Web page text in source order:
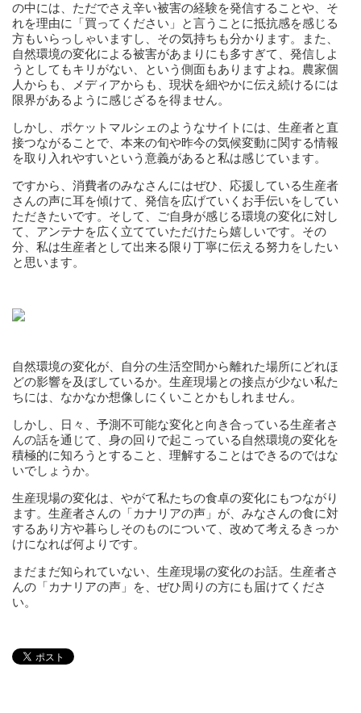
の中には、ただでさえ辛い被害の経験を発信することや、そ
れを理由に「買ってください」と言うことに抵抗感を感じる
方もいらっしゃいますし、その気持ちも分かります。また、
自然環境の変化による被害があまりにも多すぎて、発信しよ
うとしてもキリがない、という側面もありますよね。農家個
人からも、メディアからも、現状を細やかに伝え続けるには
限界があるように感じざるを得ません。
しかし、ポケットマルシェのようなサイトには、生産者と直
接つながることで、本来の旬や昨今の気候変動に関する情報
を取り入れやすいという意義があると私は感じています。
ですから、消費者のみなさんにはぜひ、応援している生産者
さんの声に耳を傾けて、発信を広げていくお手伝いをしてい
ただきたいです。そして、ご自身が感じる環境の変化に対し
て、アンテナを広く立てていただけたら嬉しいです。その
分、私は生産者として出来る限り丁寧に伝える努力をしたい
と思います。
自然環境の変化が、自分の生活空間から離れた場所にどれほ
どの影響を及ぼしているか。生産現場との接点が少ない私た
ちには、なかなか想像しにくいことかもしれません。
しかし、日々、予測不可能な変化と向き合っている生産者さ
んの話を通じて、身の回りで起こっている自然環境の変化を
積極的に知ろうとすること、理解することはできるのではな
いでしょうか。
生産現場の変化は、やがて私たちの食卓の変化にもつながり
ます。生産者さんの「カナリアの声」が、みなさんの食に対
するあり方や暮らしそのものについて、改めて考えるきっか
けになれば何よりです。
まだまだ知られていない、生産現場の変化のお話。生産者さ
んの「カナリアの声」を、ぜひ周りの方にも届けてくださ
い。